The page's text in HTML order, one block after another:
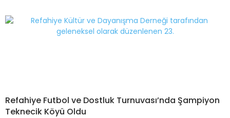
Refahiye Futbol ve Dostluk Turnuvası’nda Şampiyon
Teknecik Köyü Oldu